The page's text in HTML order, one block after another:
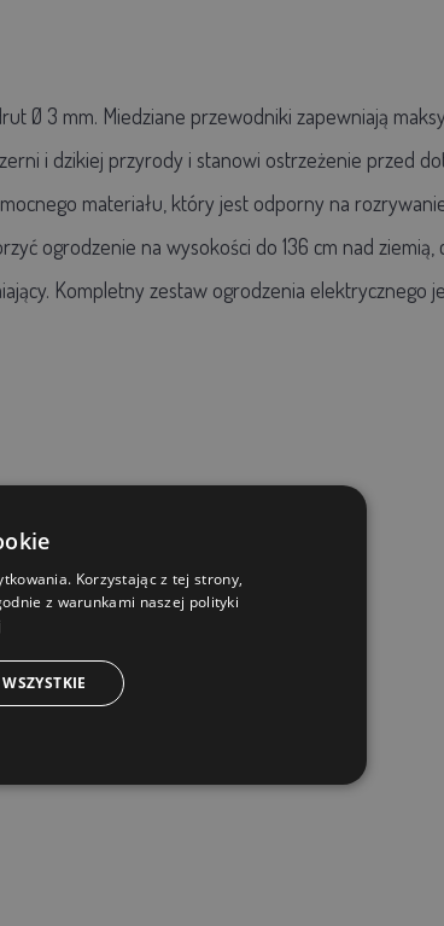
Ø 3 mm. Miedziane przewodniki zapewniają
i dzikiej przyrody i stanowi ostrzeżenie przed
materiału, który jest odporny na
ogrodzenie na wysokości do 136 cm nad ziemią,
Kompletny zestaw ogrodzenia elektrycznego
instalacji.
Korzystając z tej strony,
z warunkami naszej polityki